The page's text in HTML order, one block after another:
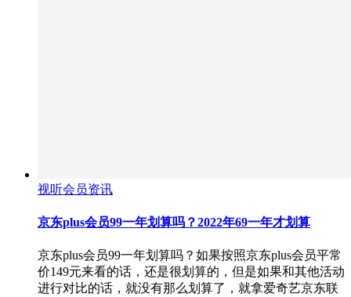
视听会员资讯
京东plus会员99一年划算吗？2022年69一年才划算
京东plus会员99一年划算吗？如果按照京东plus会员平常
价149元来看的话，还是很划算的，但是如果和其他活动
进行对比的话，就没有那么划算了，就拿爱奇艺京东联